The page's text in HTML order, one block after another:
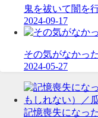
鬼を祓いて闇を
2024-09-17
その気がなかっ
2024-05-27
記憶喪失になっ